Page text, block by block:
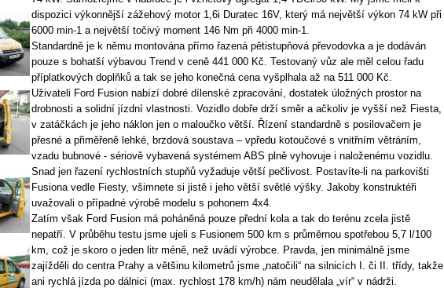
dispozici výkonnější zážehový motor 1,6i Duratec 16V, který má největší výkon 74 kW při
6000 min-1 a největší točivý moment 146 Nm při 4000 min-1.
Standardně je k němu montována přímo řazená pětistupňová převodovka a je dodáván
pouze s bohatší výbavou Trend v ceně 441 000 Kč. Testovaný vůz ale měl celou řadu
příplatkových doplňků a tak se jeho konečná cena vyšplhala až na 511 000 Kč.
Uživateli Ford Fusion nabízí dobré dílenské zpracování, dostatek úložných prostor na
drobnosti a solidní jízdní vlastnosti. Vozidlo dobře drží směr a ačkoliv je vyšší než Fiesta,
v zatáčkách je jeho náklon jen o maloučko větší. Řízení standardně s posilovačem je
přesné a přiměřeně lehké, brzdová soustava – vpředu kotoučové s vnitřním větráním,
vzadu bubnové - sériově vybavená systémem ABS plně vyhovuje i naloženému vozidlu.
Snad jen řazení rychlostních stupňů vyžaduje větší pečlivost. Postavíte-li na parkovišti
Fusiona vedle Fiesty, všimnete si jistě i jeho větší světlé výšky. Jakoby konstruktéři
uvažovali o případné výrobě modelu s pohonem 4x4.
Zatím však Ford Fusion má poháněná pouze přední kola a tak do terénu zcela jistě
nepatří. V průběhu testu jsme ujeli s Fusionem 500 km s průměrnou spotřebou 5,7 l/100
km, což je skoro o jeden litr méně, než uvádí výrobce. Pravda, jen minimálně jsme
zajížděli do centra Prahy a většinu kilometrů jsme „natočili“ na silnicích I. či II. třídy, takže
ani rychlá jízda po dálnici (max. rychlost 178 km/h) nám neudělala „vír“ v nádrži.